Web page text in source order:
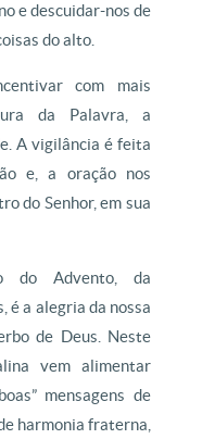
e descuidar-nos de
do alto.
com mais
da Palavra, a
A vigilância é feita
e, a oração nos
do Senhor, em sua
do Advento, da
é a alegria da nossa
de Deus. Neste
vem alimentar
mensagens de
harmonia fraterna,